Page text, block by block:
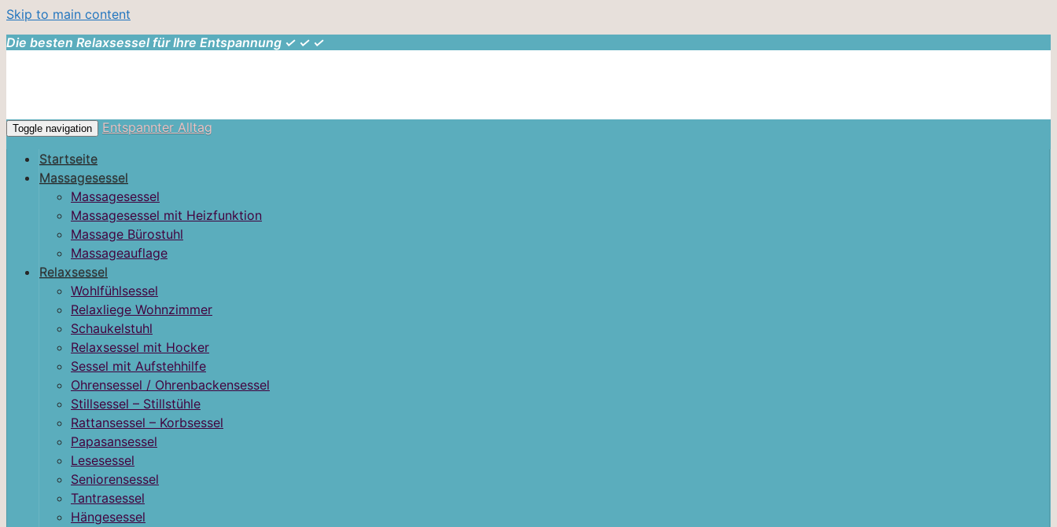
Skip to main content
Die besten Relaxsessel für Ihre Entspannung ✓ ✓ ✓
Toggle navigation
Entspannter Alltag
Startseite
Massagesessel
Massagesessel
Massagesessel mit Heizfunktion
Massage Bürostuhl
Massageauflage
Relaxsessel
Wohlfühlsessel
Relaxliege Wohnzimmer
Schaukelstuhl
Relaxsessel mit Hocker
Sessel mit Aufstehhilfe
Ohrensessel / Ohrenbackensessel
Stillsessel – Stillstühle
Rattansessel – Korbsessel
Papasansessel
Lesesessel
Seniorensessel
Tantrasessel
Hängesessel